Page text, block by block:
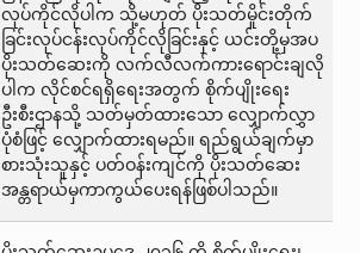
လုပ်ကိုင်လိုပါက သို့မဟုတ် ပိုးသတ်မှိုင်းတိုက်
ခြင်းလုပ်ငန်းလုပ်ကိုင်လိုခြင်းနှင့် ယင်းတို့မှအပ
ပိုးသတ်ဆေးကို လက်လီလက်ကားရောင်းချလို
ပါက လိုင်စင်ရရှိရေးအတွက် စိုက်ပျိုးရေး
ဦးစီးဌာနသို့ သတ်မှတ်ထားသော လျှောက်လွှာ
ပုံစံဖြင့် လျှောက်ထားရမည်။ ရည်ရွယ်ချက်မှာ
စားသုံးသူနှင့် ပတ်ဝန်းကျင်ကို ပိုးသတ်ဆေး
အန္တရာယ်မှကာကွယ်ပေးရန်ဖြစ်ပါသည်။